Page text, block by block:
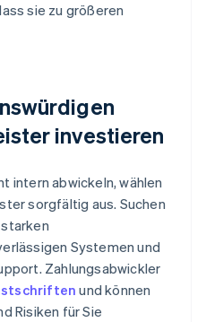
sie zu größeren
investieren
intern abwickeln, wählen
sorgfältig aus. Suchen
Systemen und
Zahlungsabwickler
und können
Risiken für Sie